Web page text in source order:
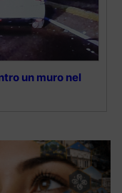
un muro nel